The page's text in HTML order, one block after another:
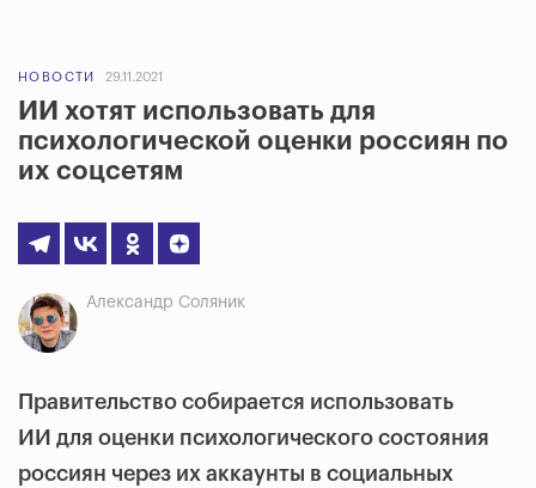
НОВОСТИ 29.11.2021
ИИ хотят использовать для
психологической оценки россиян по
их соцсетям
Александр Соляник
Правительство собирается использовать
ИИ для оценки психологического состояния
россиян через их аккаунты в социальных